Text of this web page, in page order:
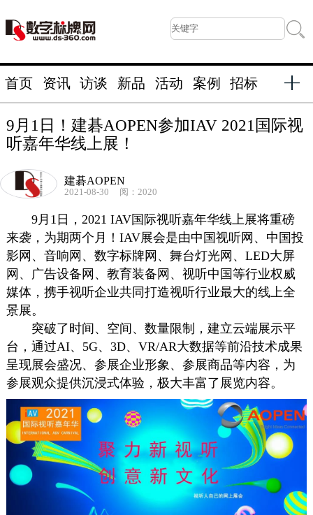
首页 资讯 访谈 新品 活动 案例 招标
9月1日！建碁AOPEN参加IAV 2021国际视
听嘉年华线上展！
建碁AOPEN
2021-08-30 阅：2020
9月1日，2021 IAV国际视听嘉年华线上展将重磅
来袭，为期两个月！IAV展会是由中国视听网、中国投
影网、音响网、 数字标牌 网、舞台灯光网、LED大屏
网、广告设备网、教育装备网、视听中国等行业权威
媒体，携手视听企业共同打造视听行业最大的线上全
景展。
突破了时间、空间、数量限制，建立云端展示平
台，通过AI、5G、3D、VR/AR大数据等前沿技术成果
呈现展会盛况、参展企业形象、参展商品等内容，为
参展观众提供沉浸式体验，极大丰富了展览内容。